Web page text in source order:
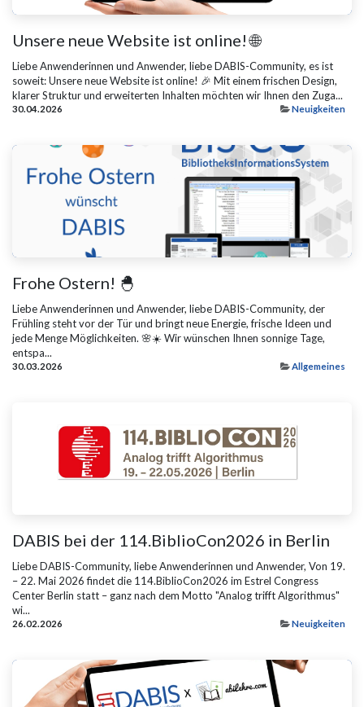
Unsere neue Website ist online! 🌐
Liebe Anwenderinnen und Anwender, liebe DABIS-Community, es ist
soweit: Unsere neue Website ist online! 🎉 Mit einem frischen Design,
klarer Struktur und erweiterten Inhalten möchten wir Ihnen den Zuga...
30.04.2026 Neuigkeiten
Frohe Ostern! 🐣
Liebe Anwenderinnen und Anwender, liebe DABIS-Community, der
Frühling steht vor der Tür und bringt neue Energie, frische Ideen und
jede Menge Möglichkeiten. 🌸☀️ Wir wünschen Ihnen sonnige Tage,
entspa...
30.03.2026 Allgemeines
DABIS bei der 114.BiblioCon2026 in Berlin
Liebe DABIS-Community, liebe Anwenderinnen und Anwender, Von 19.
– 22. Mai 2026 findet die 114.BiblioCon2026 im Estrel Congress
Center Berlin statt – ganz nach dem Motto "Analog trifft Algorithmus"
wi...
26.02.2026 Neuigkeiten